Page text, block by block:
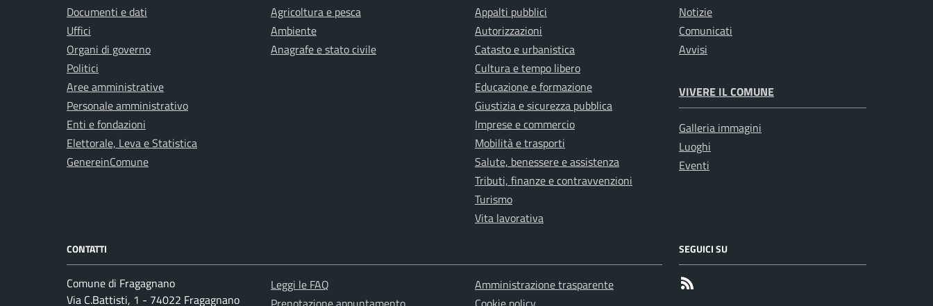
Documenti e dati
Uffici
Organi di governo
Politici
Aree amministrative
Personale amministrativo
Enti e fondazioni
Elettorale, Leva e Statistica
GenereinComune
Agricoltura e pesca
Ambiente
Anagrafe e stato civile
Appalti pubblici
Autorizzazioni
Catasto e urbanistica
Cultura e tempo libero
Educazione e formazione
Giustizia e sicurezza pubblica
Imprese e commercio
Mobilità e trasporti
Salute, benessere e assistenza
Tributi, finanze e contravvenzioni
Turismo
Vita lavorativa
Notizie
Comunicati
Avvisi
VIVERE IL COMUNE
Galleria immagini
Luoghi
Eventi
CONTATTI
Comune di Fragagnano
Via C.Battisti, 1 - 74022 Fragagnano
Leggi le FAQ
Amministrazione trasparente
SEGUICI SU